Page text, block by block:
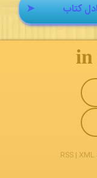
➤ کتاب
𝐢𝐧
RSS| XML